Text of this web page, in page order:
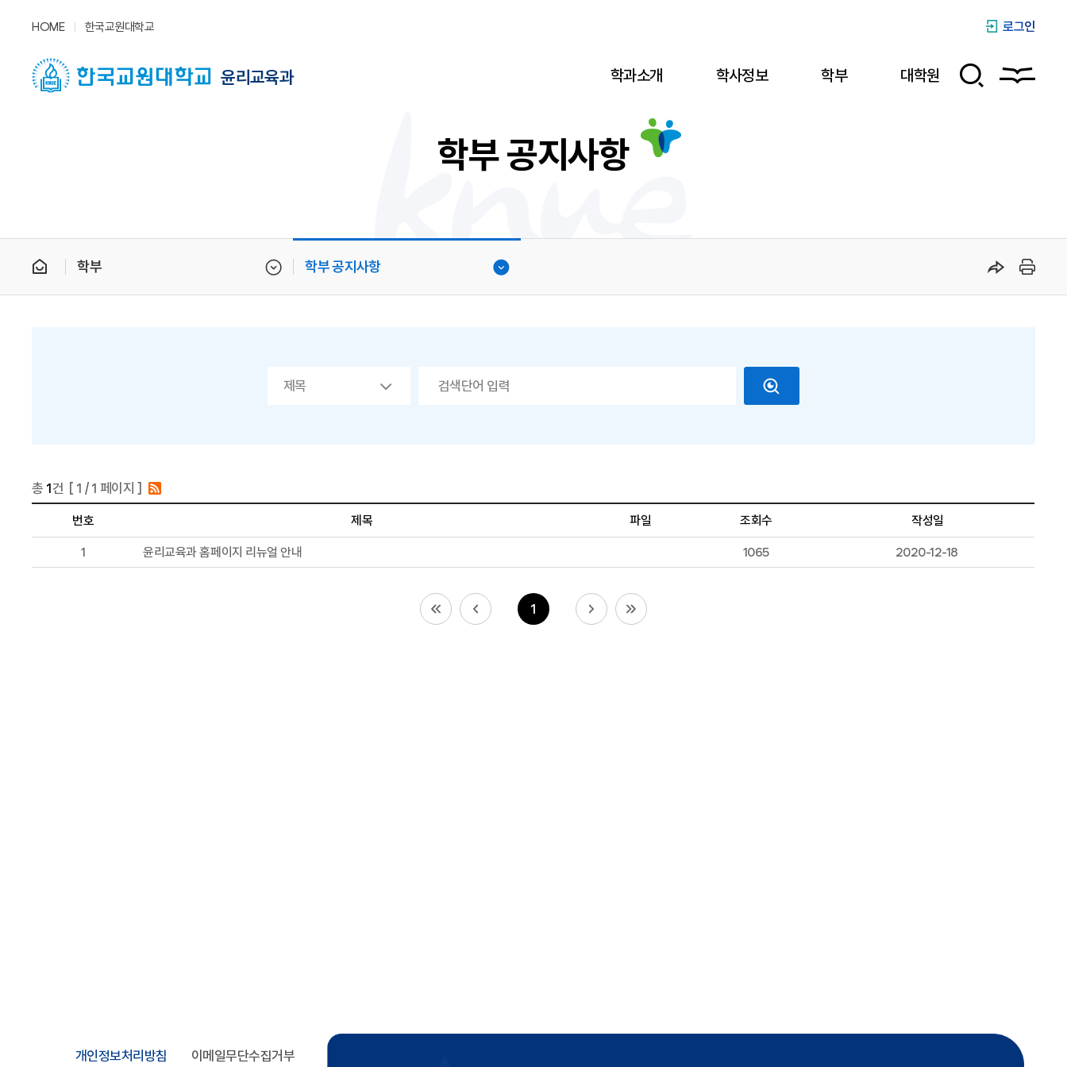
HOME 한국교원대학교 로그인
윤리교육과 학과소개 학사정보 학부 대학원
학부 공지사항
학부 학부 공지사항
총 1건 [ 1 / 1 페이지 ]
번호 제목 파일 조회수 작성일
1 윤리교육과 홈페이지 리뉴얼 안내 1065 2020-12-18
1
개인정보처리방침 이메일무단수집거부